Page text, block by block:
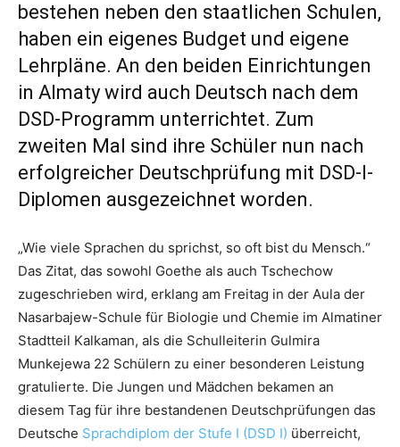
bestehen neben den staatlichen Schulen,
haben ein eigenes Budget und eigene
Lehrpläne. An den beiden Einrichtungen
in Almaty wird auch Deutsch nach dem
DSD-Programm unterrichtet. Zum
zweiten Mal sind ihre Schüler nun nach
erfolgreicher Deutschprüfung mit DSD-I-
Diplomen ausgezeichnet worden.
„Wie viele Sprachen du sprichst, so oft bist du Mensch.“
Das Zitat, das sowohl Goethe als auch Tschechow
zugeschrieben wird, erklang am Freitag in der Aula der
Nasarbajew-Schule für Biologie und Chemie im Almatiner
Stadtteil Kalkaman, als die Schulleiterin Gulmira
Munkejewa 22 Schülern zu einer besonderen Leistung
gratulierte. Die Jungen und Mädchen bekamen an
diesem Tag für ihre bestandenen Deutschprüfungen das
Deutsche Sprachdiplom der Stufe I (DSD I) überreicht,